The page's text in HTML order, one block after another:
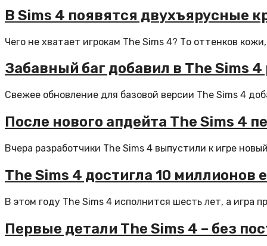
В Sims 4 появятся двухъярусные
Чего не хватает игрокам The Sims 4? То оттенков
Забавный баг добавил в The Sims
Свежее обновление для базовой версии The Sims 4
После нового апдейта The Sims 4
Вчера разработчики The Sims 4 выпустили к игре
The Sims 4 достигла 10
В этом году The Sims 4 исполнится шесть лет, а игра
Первые детали The Sims 4 – без